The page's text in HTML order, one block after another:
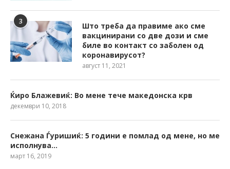
3
Што треба да правиме ако сме
вакцинирани со две дози и сме
биле во контакт со заболен од
коронавирусот?
август 11, 2021
Ќиро Блажевиќ: Во мене тече македонска крв
декември 10, 2018
Снежана Ѓуришиќ: 5 години е помлад од мене, но ме
исполнува…
март 16, 2019